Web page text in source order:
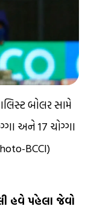
બોલર સામે
અને 17 ચોગ્ગા
BCCI)
હવે પહેલા જેવો